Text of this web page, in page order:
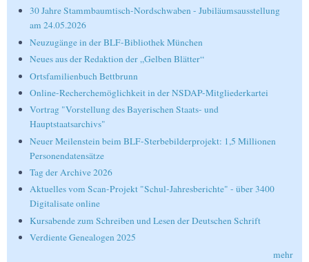
30 Jahre Stammbaumtisch-Nordschwaben - Jubiläumsausstellung
am 24.05.2026
Neuzugänge in der BLF-Bibliothek München
Neues aus der Redaktion der „Gelben Blätter“
Ortsfamilienbuch Bettbrunn
Online-Recherchemöglichkeit in der NSDAP-Mitgliederkartei
Vortrag "Vorstellung des Bayerischen Staats- und
Hauptstaatsarchivs"
Neuer Meilenstein beim BLF-Sterbebilderprojekt: 1,5 Millionen
Personendatensätze
Tag der Archive 2026
Aktuelles vom Scan-Projekt "Schul-Jahresberichte" - über 3400
Digitalisate online
Kursabende zum Schreiben und Lesen der Deutschen Schrift
Verdiente Genealogen 2025
mehr